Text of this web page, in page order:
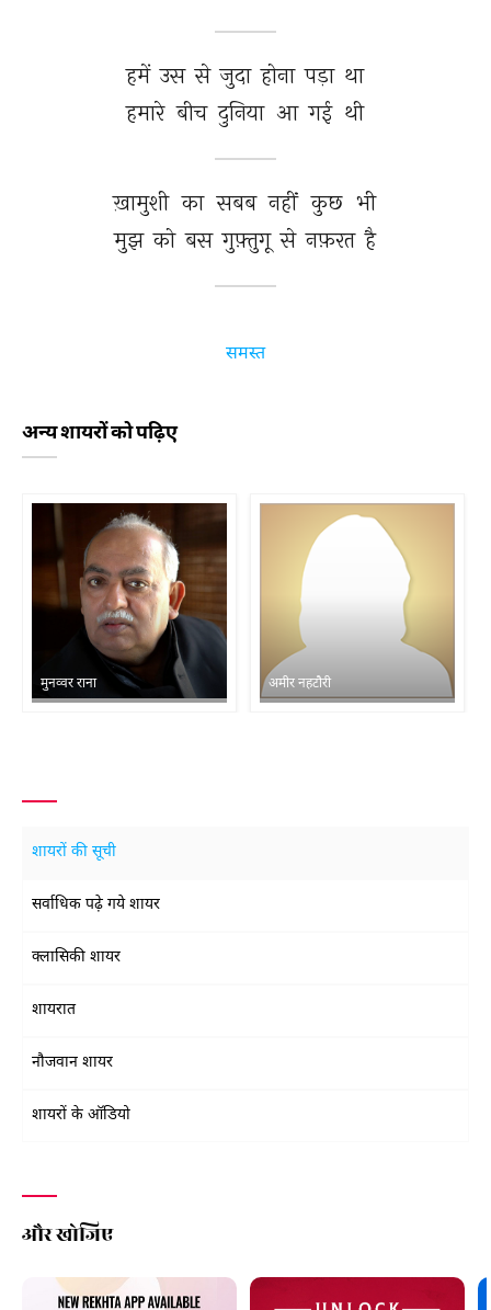
हमें उस से जुदा होना पड़ा था
हमारे बीच दुनिया आ गई थी
ख़ामुशी का सबब नहीं कुछ भी
मुझ को बस गुफ़्तुगू से नफ़रत है
समस्त
अन्य शायरों को पढ़िए
मुनव्वर राना अमीर नहटौरी
शायरों की सूची
सर्वाधिक पढ़े गये शायर
क्लासिकी शायर
शायरात
नौजवान शायर
शायरों के ऑडियो
और खोजिए